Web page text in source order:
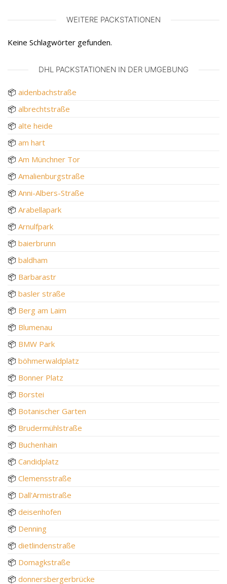
WEITERE PACKSTATIONEN
Keine Schlagwörter gefunden.
DHL PACKSTATIONEN IN DER UMGEBUNG
📦 aidenbachstraße
📦 albrechtstraße
📦 alte heide
📦 am hart
📦 Am Münchner Tor
📦 Amalienburgstraße
📦 Anni-Albers-Straße
📦 Arabellapark
📦 Arnulfpark
📦 baierbrunn
📦 baldham
📦 Barbarastr
📦 basler straße
📦 Berg am Laim
📦 Blumenau
📦 BMW Park
📦 böhmerwaldplatz
📦 Bonner Platz
📦 Borstei
📦 Botanischer Garten
📦 Brudermühlstraße
📦 Buchenhain
📦 Candidplatz
📦 Clemensstraße
📦 Dall'Armistraße
📦 deisenhofen
📦 Denning
📦 dietlindenstraße
📦 Domagkstraße
📦 donnersbergerbrücke